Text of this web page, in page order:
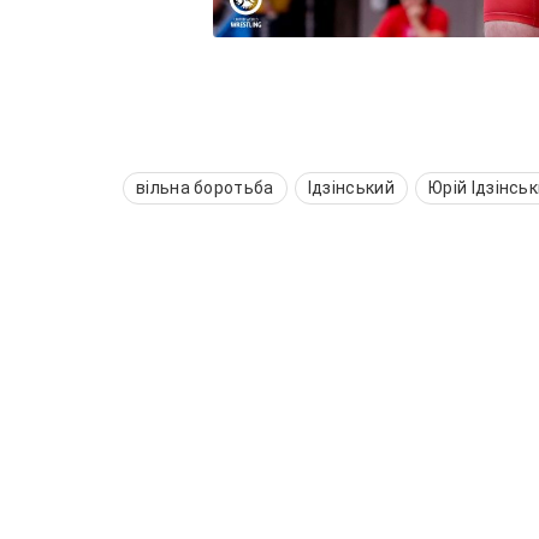
вільна боротьба Ідзінський Юрій